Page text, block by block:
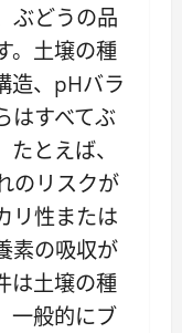
ぶどうの品
。土壌の種
造、pHバラ
はすべてぶ
とえば、
のリスクが
リ性または
素の吸収が
は土壌の種
一般的にブ